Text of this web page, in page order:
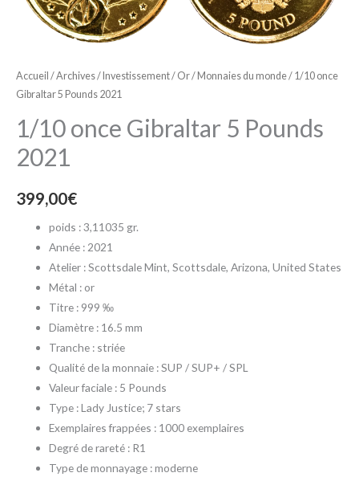
Accueil /Archives/Investissement/ Or/Monnaies du monde/ 1/10 once
Gibraltar 5 Pounds 2021
1/10 once Gibraltar 5 Pounds
2021
399,00€
poids : 3,11035 gr.
Année : 2021
Atelier :Scottsdale Mint, Scottsdale, Arizona, United States
Métal : or
Titre : 999 ‰
Diamètre : 16.5 mm
Tranche : striée
Qualité de la monnaie : SUP / SUP+ / SPL
Valeur faciale : 5 Pounds
Type : Lady Justice; 7 stars
Exemplaires frappées : 1000 exemplaires
Degré de rareté : R1
Type de monnayage : moderne